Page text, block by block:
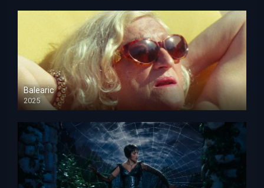
Balearic
2025
HD 1080p